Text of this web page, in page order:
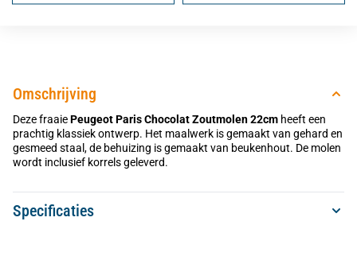
Omschrijving
Deze fraaiePeugeot Paris Chocolat Zoutmolen 22cm heeft een
prachtig klassiek ontwerp. Het maalwerk is gemaakt van gehard en
gesmeed staal, de behuizing is gemaakt van beukenhout. De molen
wordt inclusief korrels geleverd.
Specificaties